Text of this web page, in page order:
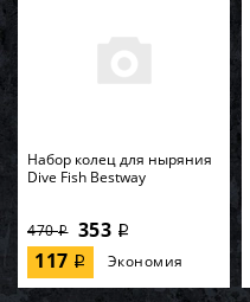
Набор колец для ныряния
Dive Fish Bestway
470i 353 i
117 i Экономия